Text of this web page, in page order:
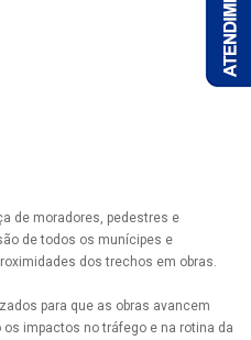
de moradores, pedestres e
de todos os munícipes e
dos trechos em obras.
para que as obras avancem
impactos no tráfego e na rotina da